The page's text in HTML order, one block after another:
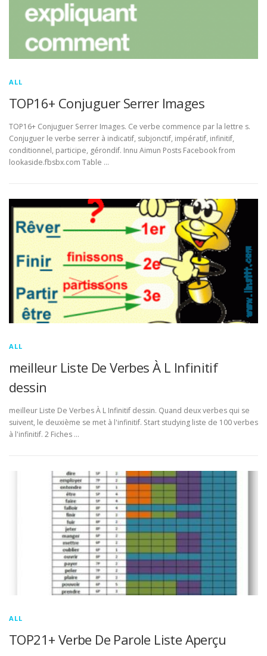
ALL
TOP16+ Conjuguer Serrer Images
TOP16+ Conjuguer Serrer Images. Ce verbe commence par la lettre s.
Conjuguer le verbe serrer à indicatif, subjonctif, impératif, infinitif,
conditionnel, participe, gérondif. Innu Aimun Posts Facebook from
lookaside.fbsbx.com Table …
ALL
meilleur Liste De Verbes À L Infinitif
dessin
meilleur Liste De Verbes À L Infinitif dessin. Quand deux verbes qui se
suivent, le deuxième se met à l'infinitif. Start studying liste de 100 verbes
à l'infinitif. 2 Fiches …
ALL
TOP21+ Verbe De Parole Liste Aperçu